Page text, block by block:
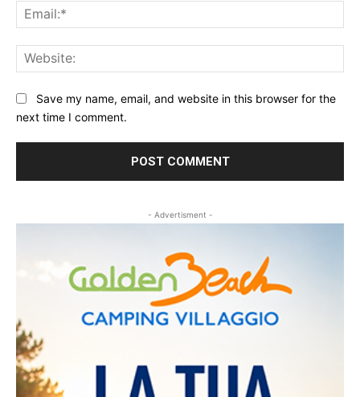
Save my name, email, and website in this browser for the
next time I comment.
- Advertisment -